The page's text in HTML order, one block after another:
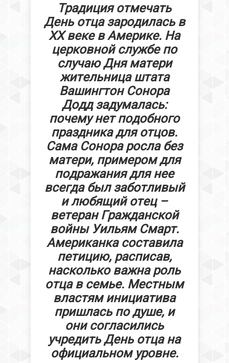
Традиция отмечать
День отца зародилась в
XX веке в Америке. На
церковной службе по
случаю Дня матери
жительница штата
Вашингтон Сонора
Додд задумалась:
почему нет подобного
праздника для отцов.
Сама Сонора росла без
матери, примером для
подражания для нее
всегда был заботливый
и любящий отец –
ветеран Гражданской
войны Уильям Смарт.
Американка составила
петицию, расписав,
насколько важна роль
отца в семье. Местным
властям инициатива
пришлась по душе, и
они согласились
учредить День отца на
официальном уровне.